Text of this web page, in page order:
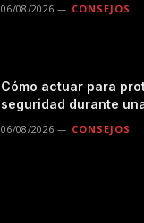
06/08/2026 CONSEJOS
Cómo actuar para
seguridad durante
06/08/2026 CONSEJOS